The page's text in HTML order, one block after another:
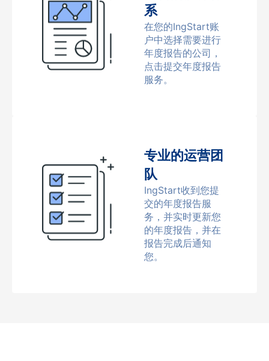
系
在您的IngStart账
户中选择需要进行
年度报告的公司，
点击提交年度报告
服务。
专业的运营团
队
IngStart收到您提
交的年度报告服
务，并实时更新您
的年度报告，并在
报告完成后通知
您。